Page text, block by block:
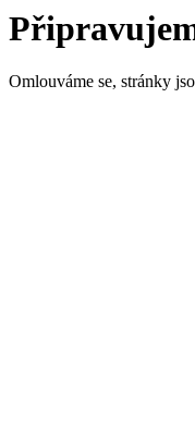
Omlouváme se, stránky